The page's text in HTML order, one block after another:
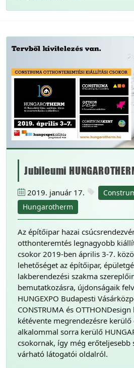
Jubileumi
2019. január 17.
Hungarotherm
Az építőipar hazai
otthonteremtés legnagyobb
csokor 2019-ben április 3-7.
lehetőséget az építőipar,
lakberendezési szakma
bemutatkozásra, újdonságaik
HUNGEXPO Budapesti
CONSTRUMA és
kétévente megrendezésre kerülő
alkalommal sorra kerülő
csokornak, így még erőteljesebb
várható látogatói oldalról.